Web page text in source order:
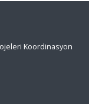
Koordinasyon